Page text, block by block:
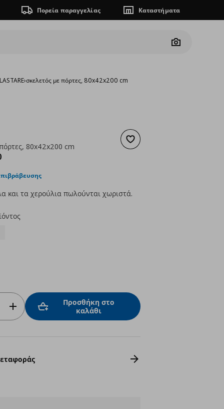
Πορεία παραγγελίας Καταστήματα
Camera
›σκελετός με πόρτες, 80x42x200 cm
Προσθήκη στα αγαπημένα
80x42x200 cm
τιμή
και τα χερούλια πωλούνται χωριστά.
Προσθήκη στο
καλάθι